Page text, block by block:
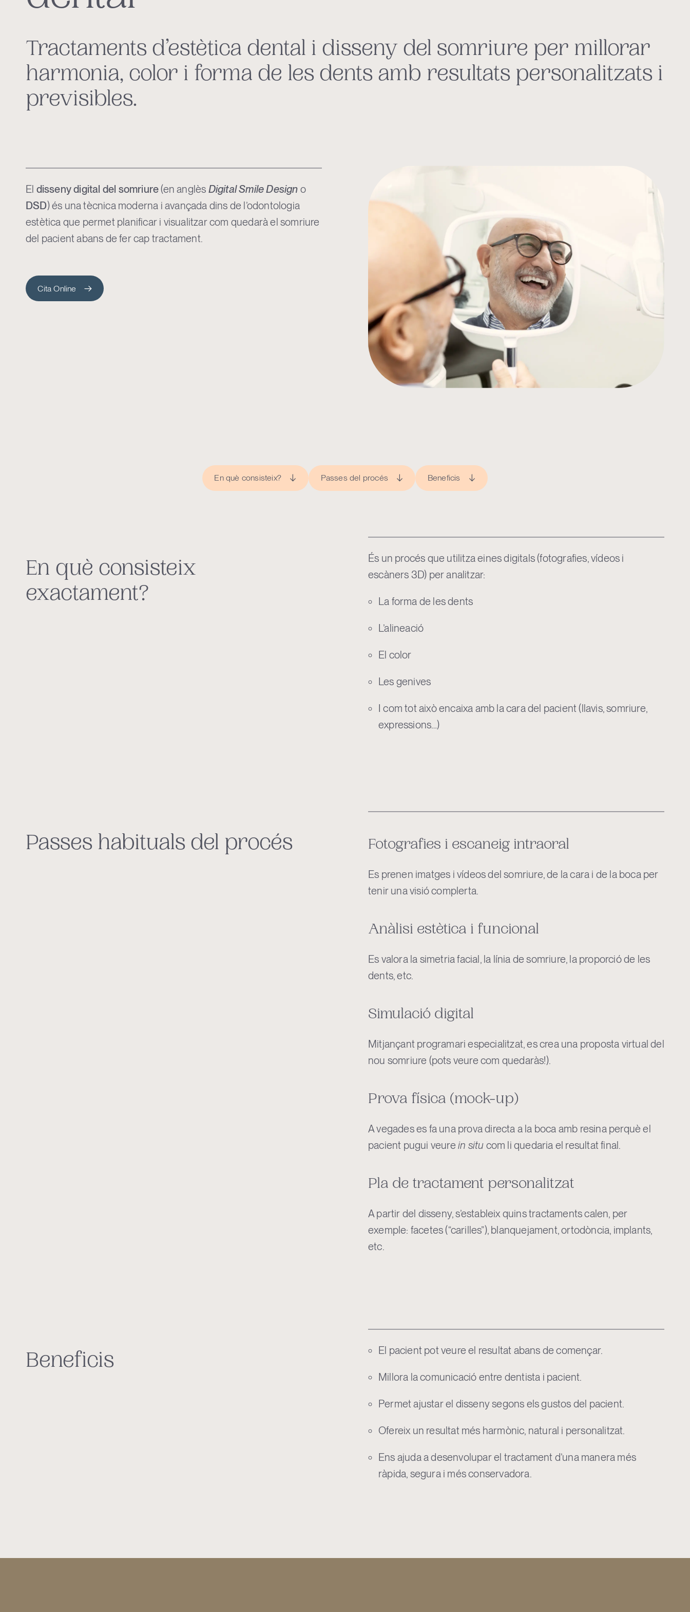
Tractaments d’estètica dental i disseny del somriure per millorar
harmonia, color i forma de les dents amb resultats personalitzats i
previsibles.
El disseny digital del somriure(en anglès Digital Smile Design o
DSD) és una tècnica moderna i avançada dins de l’odontologia
estètica que permet planificar i visualitzar com quedarà el somriure
del pacient abans de fer cap tractament.
Cita Online
En què consisteix? Passes del procés Beneficis
En què consisteix
exactament?
És un procés que utilitza eines digitals (fotografies, vídeos i
escàners 3D) per analitzar:
La forma de les dents
L’alineació
El color
Les genives
I com tot això encaixa amb la cara del pacient (llavis, somriure,
expressions…)
Passes habituals del procés Fotografies i escaneig intraoral
Es prenen imatges i vídeos del somriure, de la cara i de la boca per
tenir una visió complerta.
Anàlisi estètica i funcional
Es valora la simetria facial, la línia de somriure, la proporció de les
dents, etc.
Simulació digital
Mitjançant programari especialitzat, es crea una proposta virtual del
nou somriure (pots veure com quedaràs!).
Prova física (mock-up)
A vegades es fa una prova directa a la boca amb resina perquè el
pacient pugui veure in situ com li quedaria el resultat final.
Pla de tractament personalitzat
A partir del disseny, s’estableix quins tractaments calen, per
exemple: facetes (“carilles”), blanquejament, ortodòncia, implants,
etc.
Beneficis
El pacient pot veure el resultat abans de començar.
Millora la comunicació entre dentista i pacient.
Permet ajustar el disseny segons els gustos del pacient.
Ofereix un resultat més harmònic, natural i personalitzat.
Ens ajuda a desenvolupar el tractament d’una manera més
ràpida, segura i més conservadora.